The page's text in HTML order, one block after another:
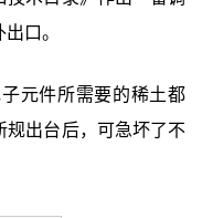
口。
元件所需要的稀土都
规出台后，可急坏了不